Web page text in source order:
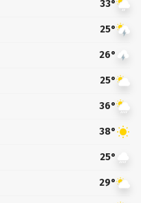
33°
25°
26°
25°
36°
38°
25°
29°